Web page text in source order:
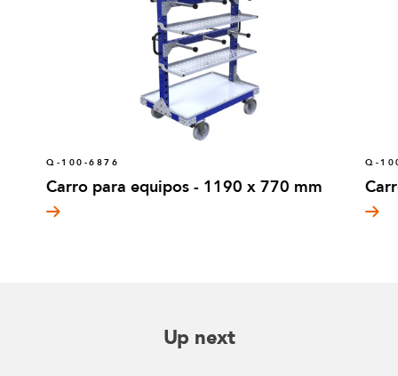
Q-100-6876
Carro para equipos - 1190 x 770 mm
Q-
Up next